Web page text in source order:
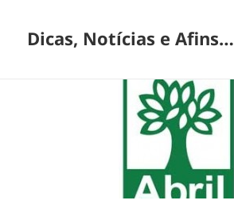
Dicas, Notícias e Afins…